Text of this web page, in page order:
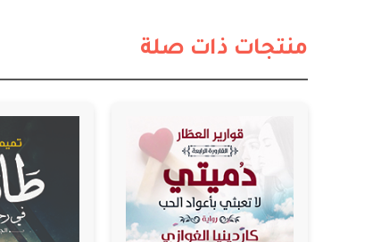
منتجات ذات صلة